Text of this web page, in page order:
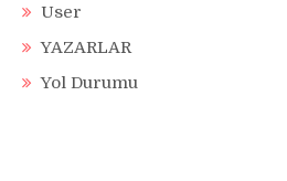
User
YAZARLAR
Yol Durumu